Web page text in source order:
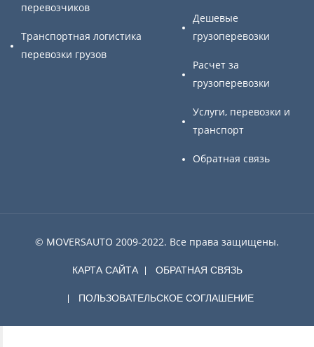
перевозчиков
Транспортная логистика
перевозки грузов
Дешевые
грузоперевозки
Расчет за
грузоперевозки
Услуги, перевозки и
транспорт
Обратная связь
© MOVERSAUTO 2009-2022. Все права защищены.
КАРТА САЙТА ОБРАТНАЯ СВЯЗЬ
ПОЛЬЗОВАТЕЛЬСКОЕ СОГЛАШЕНИЕ